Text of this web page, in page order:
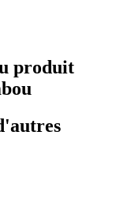
produit